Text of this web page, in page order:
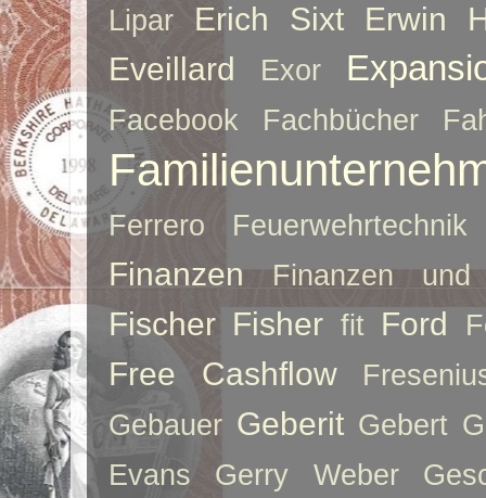
Lipar
Erich Sixt
Erwin
Eveillard
Exor
Facebook Fachbücher
Ferrero Feuerwehrtechnik
Finanzen Finanzen und
Fischer Fisher fit Ford
Free Cashflow
Gebauer Geberit Gebert
Evans
Gerry Weber